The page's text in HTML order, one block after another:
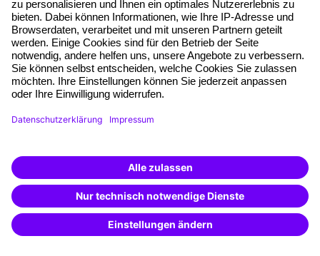
Kostenloser Quick-Guide
Work-Family-Balance
10 Tipps für den Spagat zwischen Job und Care-
Lerne dem Mental Load zu entkommen, dich
vom Perfektionismus zu verabschieden, Stress
abzubauen, deine Resilienz & Selbstfürsorge zu
Inhaltsverzeichnis